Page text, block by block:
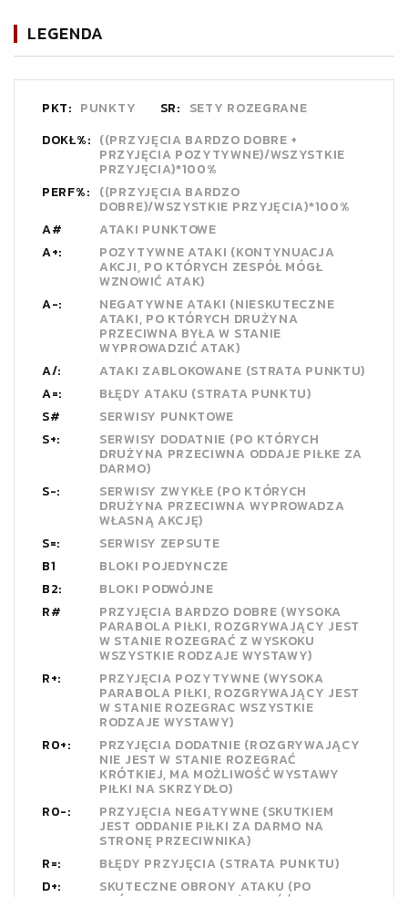
LEGENDA
PKT: PUNKTY SR: SETY ROZEGRANE
DOKŁ%: ((PRZYJĘCIA BARDZO DOBRE +
PRZYJĘCIA POZYTYWNE)/WSZYSTKIE
PRZYJĘCIA)*100%
PERF%: ((PRZYJĘCIA BARDZO
DOBRE)/WSZYSTKIE PRZYJĘCIA)*100%
A#
ATAKI PUNKTOWE
A+:
POZYTYWNE ATAKI (KONTYNUACJA
AKCJI, PO KTÓRYCH ZESPÓŁ MÓGŁ
WZNOWIĆ ATAK)
A-:
NEGATYWNE ATAKI (NIESKUTECZNE
ATAKI, PO KTÓRYCH DRUŻYNA
PRZECIWNA BYŁA W STANIE
WYPROWADZIĆ ATAK)
A/:
ATAKI ZABLOKOWANE (STRATA PUNKTU)
A=:
BŁĘDY ATAKU (STRATA PUNKTU)
S#
SERWISY PUNKTOWE
S+:
SERWISY DODATNIE (PO KTÓRYCH
DRUŻYNA PRZECIWNA ODDAJE PIŁKE ZA
DARMO)
S-:
SERWISY ZWYKŁE (PO KTÓRYCH
DRUŻYNA PRZECIWNA WYPROWADZA
WŁASNĄ AKCJĘ)
S=:
SERWISY ZEPSUTE
B1
BLOKI POJEDYNCZE
B2:
BLOKI PODWÓJNE
R#
PRZYJĘCIA BARDZO DOBRE (WYSOKA
PARABOLA PIŁKI, ROZGRYWAJĄCY JEST
W STANIE ROZEGRAĆ Z WYSKOKU
WSZYSTKIE RODZAJE WYSTAWY)
R+:
PRZYJĘCIA POZYTYWNE (WYSOKA
PARABOLA PIŁKI, ROZGRYWAJĄCY JEST
W STANIE ROZEGRAC WSZYSTKIE
RODZAJE WYSTAWY)
R0+:
PRZYJĘCIA DODATNIE (ROZGRYWAJĄCY
NIE JEST W STANIE ROZEGRAĆ
KRÓTKIEJ, MA MOŻLIWOŚĆ WYSTAWY
PIŁKI NA SKRZYDŁO)
R0-:
PRZYJĘCIA NEGATYWNE (SKUTKIEM
JEST ODDANIE PIŁKI ZA DARMO NA
STRONĘ PRZECIWNIKA)
R=:
BŁĘDY PRZYJĘCIA (STRATA PUNKTU)
D+:
SKUTECZNE OBRONY ATAKU (PO